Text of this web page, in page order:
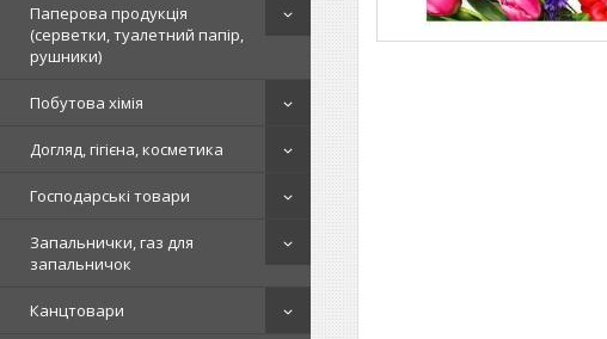
Паперова продукція
(серветки, туалетний папір,
рушники)
Побутова хімія
Догляд, гігієна, косметика
Господарські товари
Запальнички, газ для
запальничок
Канцтовари